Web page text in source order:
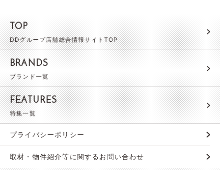
TOP
DDグループ店舗総合情報サイトTOP
BRANDS
ブランド一覧
FEATURES
特集一覧
プライバシーポリシー
取材・物件紹介等に関するお問い合わせ